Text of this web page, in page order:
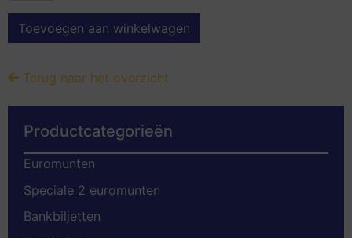
Toevoegen aan winkelwagen
Terug naar het overzicht
Productcategorieën
Euromunten
Speciale 2 euromunten
Bankbiljetten